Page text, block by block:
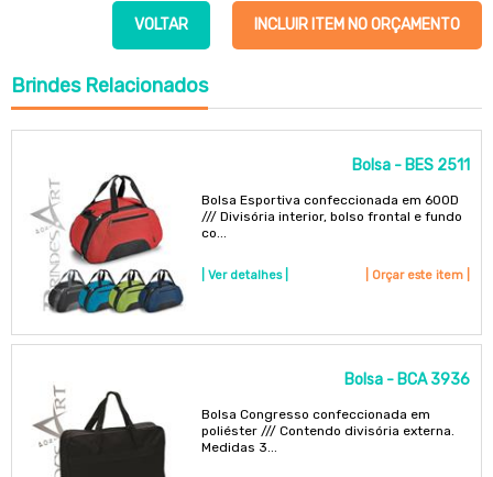
INCLUIR ITEM NO ORÇAMENTO
VOLTAR
BrindesRelacionados
Bolsa - BES 2511
Bolsa Esportiva confeccionada em 600D
/// Divisória interior, bolso frontal e fundo
co...
| Ver detalhes | | Orçar este item |
Bolsa - BCA 3936
Bolsa Congresso confeccionada em
poliéster /// Contendo divisória externa.
Medidas 3...